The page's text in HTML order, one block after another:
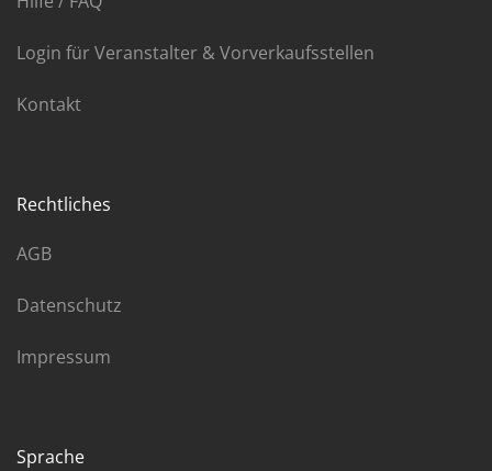
Login für Veranstalter & Vorverkaufsstellen
Kontakt
Rechtliches
AGB
Datenschutz
Impressum
Sprache